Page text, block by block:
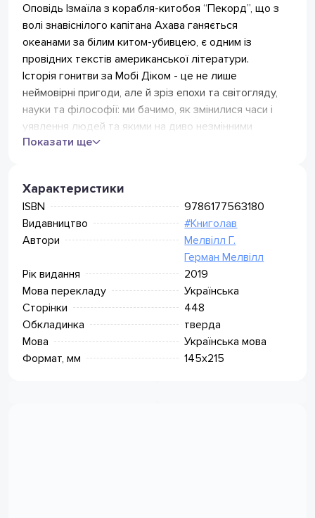
Поштомат Укрпошта
(безкоштовно від 399 грн.)
Нова Пошта
Відділення Нова Пошта
(безкоштовно від 799 грн)
Кур'єр Нова Пошта
(безкоштовно від 1499 грн)
105 грн
Поштомат Нова Пошта
(безкоштовно від 799 грн)
Meest Express
Поштомат Meest (безкоштовно
від 349 грн)
Оповідь Ізмаїла з корабля-китобоя “Пекорд”, що з
волі знавіснілого капітана Ахава ганяється
океанами за білим китом-убивцею, є одним із
провідних текстів американської літератури.
Історія гонитви за Мобі Діком - це не лише
неймовірні пригоди, але й зріз епохи та світогляду,
науки та філософії: ми бачимо, як змінилися часи і
уявлення людей та якими на диво незмінними
залишаються основні питання, що нас турбують.
Показати ще
Характеристики
ISBN
9786177563180
Видавництво
#Книголав
Автори
Мелвілл Г.
Герман Мелвілл
Рік видання
2019
Мова перекладу
Українська
Сторінки
448
Обкладинка
тверда
Мова
Українська мова
Формат, мм
145х215